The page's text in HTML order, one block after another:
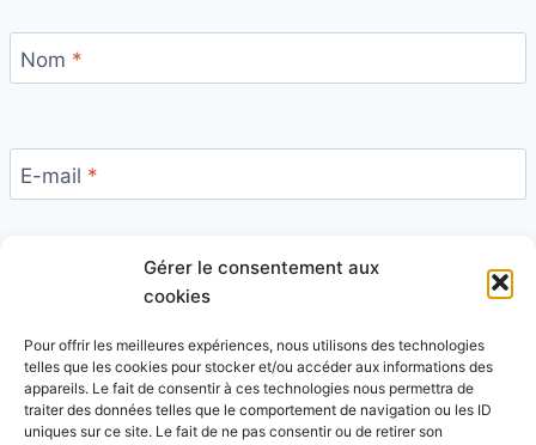
Gérer le consentement aux
cookies
Pour offrir les meilleures expériences, nous utilisons des technologies
telles que les cookies pour stocker et/ou accéder aux informations des
appareils. Le fait de consentir à ces technologies nous permettra de
traiter des données telles que le comportement de navigation ou les ID
uniques sur ce site. Le fait de ne pas consentir ou de retirer son
Nom *
E-mail *